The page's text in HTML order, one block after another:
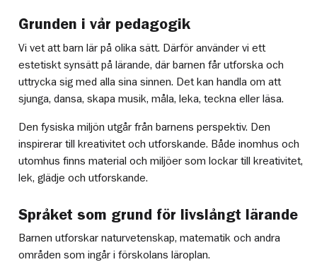
Grunden i vår pedagogik
Vi vet att barn lär på olika sätt. Därför använder vi ett
estetiskt synsätt på lärande, där barnen får utforska och
uttrycka sig med alla sina sinnen. Det kan handla om att
sjunga, dansa, skapa musik, måla, leka, teckna eller läsa.
Den fysiska miljön utgår från barnens perspektiv. Den
inspirerar till kreativitet och utforskande. Både inomhus och
utomhus finns material och miljöer som lockar till kreativitet,
lek, glädje och utforskande.
Språket som grund för livslångt lärande
Barnen utforskar naturvetenskap, matematik och andra
områden som ingår i förskolans läroplan.